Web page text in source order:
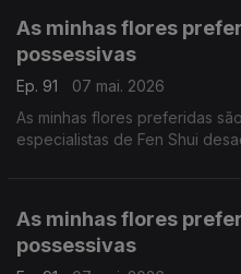
As minhas flores
possessivas
Ep. 91
07 mai. 2026
As minhas flores preferidas
especialistas de Fen Shui
As minhas flores
possessivas